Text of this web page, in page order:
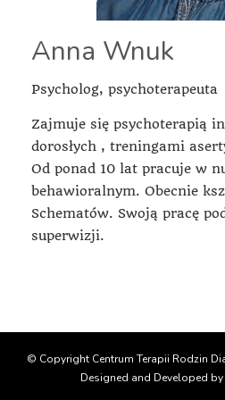
Anna Wnuk
Psycholog, psychoterapeuta
Zajmuje się psychoterapią
dorosłych , treningami
Od ponad 10 lat pracuje w
behawioralnym. Obecnie
Schematów. Swoją pracę
superwizji.
© Copyright Centrum Terapii Rodzin
Designed and Developed by